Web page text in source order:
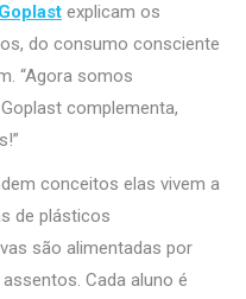
explicam os
do consumo consciente
“Agora somos
complementa,
conceitos elas vivem a
de plásticos
são alimentadas por
Cada aluno é